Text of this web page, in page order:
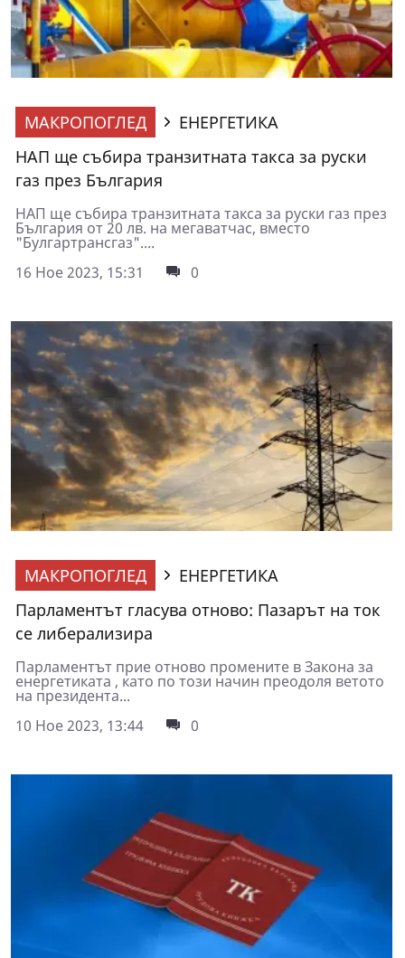
МАКРОПОГЛЕД
ЕНЕРГЕТИКА
НАП ще събира транзитната такса за руски
газ през България
НАП ще събира транзитната такса за руски газ през
България от 20 лв. на мегаватчас, вместо
"Булгартрансгаз"....
16 Ное 2023, 15:31
0
МАКРОПОГЛЕД
ЕНЕРГЕТИКА
Парламентът гласува отново: Пазарът на ток
се либерализира
Парламентът прие отново промените в Закона за
енергетиката , като по този начин преодоля ветото
на президента...
10 Ное 2023, 13:44
0